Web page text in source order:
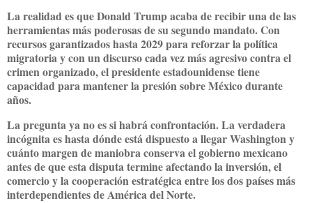
La realidad es que Donald Trump acaba de recibir una de las
herramientas más poderosas de su segundo mandato. Con
recursos garantizados hasta 2029 para reforzar la política
migratoria y con un discurso cada vez más agresivo contra el
crimen organizado, el presidente estadounidense tiene
capacidad para mantener la presión sobre México durante
años.
La pregunta ya no es si habrá confrontación. La verdadera
incógnita es hasta dónde está dispuesto a llegar Washington y
cuánto margen de maniobra conserva el gobierno mexicano
antes de que esta disputa termine afectando la inversión, el
comercio y la cooperación estratégica entre los dos países más
interdependientes de América del Norte.